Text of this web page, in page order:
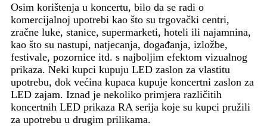
Osim korištenja u koncertu, bilo da se radi o
komercijalnoj upotrebi kao što su trgovački centri,
zračne luke, stanice, supermarketi, hoteli ili najamnina,
kao što su nastupi, natjecanja, događanja, izložbe,
festivale, pozornice itd. s najboljim efektom vizualnog
prikaza. Neki kupci kupuju LED zaslon za vlastitu
upotrebu, dok većina kupaca kupuje koncertni zaslon za
LED zajam. Iznad je nekoliko primjera različitih
koncertnih LED prikaza RA serija koje su kupci pružili
za upotrebu u drugim prilikama.